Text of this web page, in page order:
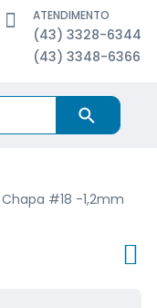
ATENDIMENTO
(43) 3328-6344
(43) 3348-6366
#18 -1,2mm